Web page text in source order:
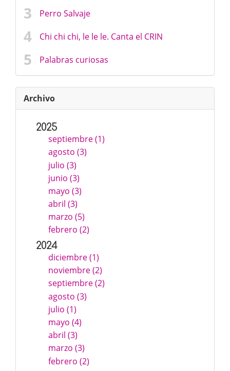
Perro Salvaje
Chi chi chi, le le le. Canta el CRIN
Palabras curiosas
Archivo
2025
septiembre (1)
agosto (3)
julio (3)
junio (3)
mayo (3)
abril (3)
marzo (5)
febrero (2)
2024
diciembre (1)
noviembre (2)
septiembre (2)
agosto (3)
julio (1)
mayo (4)
abril (3)
marzo (3)
febrero (2)